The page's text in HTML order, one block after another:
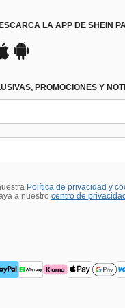
LA APP DE SHEIN
PROMOCIONES Y
Política de privacidad y
a nuestro centro de privacidad